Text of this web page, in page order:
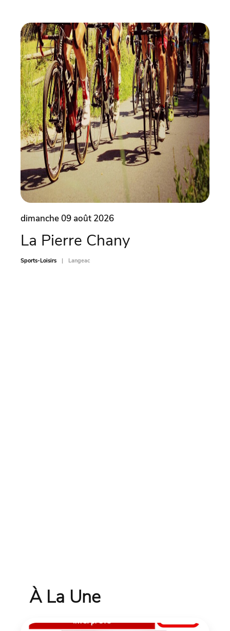
dimanche 09 août 2026
La Pierre Chany
Sports-Loisirs Langeac
À La Une